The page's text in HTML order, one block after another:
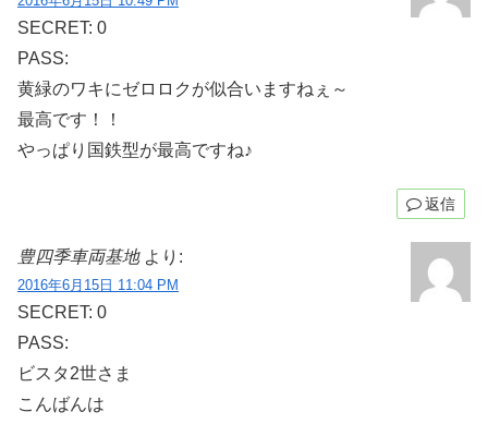
SECRET: 0
PASS:
黄緑のワキにゼロロクが似合いますねぇ～
最高です！！
やっぱり国鉄型が最高ですね♪
返信
豊四季車両基地 より:
2016年6月15日 11:04 PM
SECRET: 0
PASS:
ビスタ2世さま
こんばんは